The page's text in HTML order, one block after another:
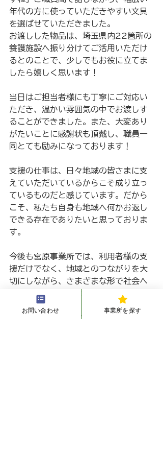
年代の方に使っていただきやすい文具
を選ばせていただきました。
お渡しした物品は、埼玉県内22箇所の
養護施設へ振り分けてご活用いただけ
るとのことで、少しでもお役に立てま
したら嬉しく思います！
当日はご担当者様にも丁寧にご対応い
ただき、温かい雰囲気の中でお渡しす
ることができました。また、大変あり
がたいことに感謝状も頂戴し、職員一
同とても励みになっております！
支援の仕事は、日々地域の皆さまに支
えていただいているからこそ成り立っ
ているものだと感じています。だから
こそ、私たち自身も地域へ何かお返し
できる存在でありたいと思っておりま
す。
今後も宮原事業所では、利用者様の支
援だけでなく、地域とのつながりを大
切にしながら、さまざまな形で社会へ
貢献していければと思っております。
いただいた感謝状は、宮原事業所内に
お問い合わせ 事業所を探す